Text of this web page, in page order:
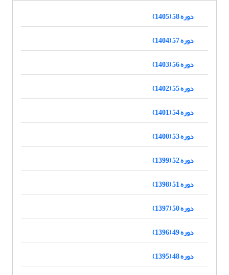
دوره 58 (1405)
دوره 57 (1404)
دوره 56 (1403)
دوره 55 (1402)
دوره 54 (1401)
دوره 53 (1400)
دوره 52 (1399)
دوره 51 (1398)
دوره 50 (1397)
دوره 49 (1396)
دوره 48 (1395)